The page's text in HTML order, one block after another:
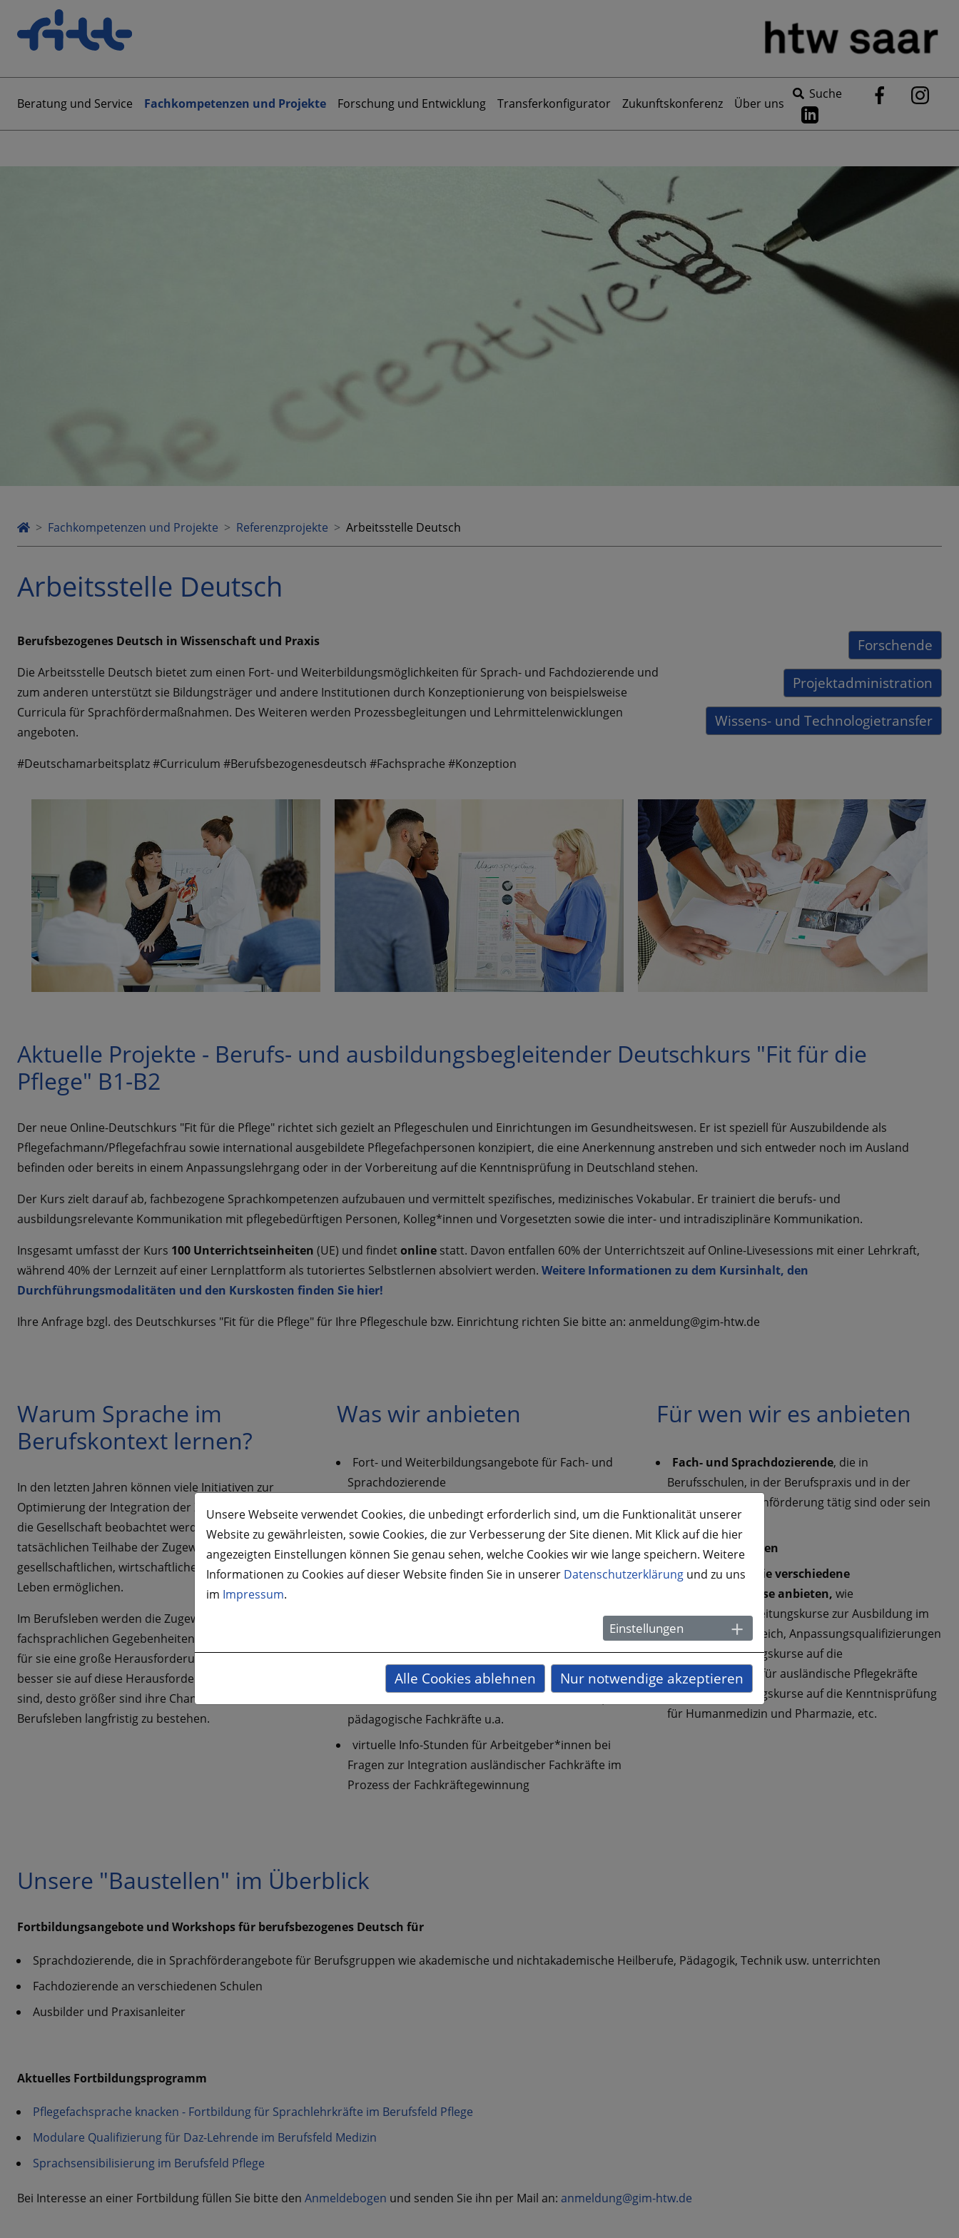
Beratung und Service Fachkompetenzen und Projekte Forschung und Entwicklung Transferkonfigurator Zukunftskonferenz Über uns
Suche
Fachkompetenzen und Projekte Referenzprojekte Arbeitsstelle Deutsch
Arbeitsstelle Deutsch
Berufsbezogenes Deutsch in Wissenschaft und Praxis
Die Arbeitsstelle Deutsch bietet zum einen Fort- und Weiterbildungsmöglichkeiten für Sprach- und Fachdozierende und
zum anderen unterstützt sie Bildungsträger und andere Institutionen durch Konzeptionierung von beispielsweise
Curricula für Sprachfördermaßnahmen. Des Weiteren werden Prozessbegleitungen und Lehrmittelenwicklungen
angeboten.
#Deutschamarbeitsplatz #Curriculum #Berufsbezogenesdeutsch #Fachsprache #Konzeption
Forschende
Projektadministration
Wissens- und Technologietransfer
Aktuelle Projekte - Berufs- und ausbildungsbegleitender Deutschkurs "Fit für die
Pflege" B1-B2
Der neue Online-Deutschkurs "Fit für die Pflege" richtet sich gezielt an Pflegeschulen und Einrichtungen im Gesundheitswesen. Er ist speziell für Auszubildende als
Pflegefachmann/Pflegefachfrau sowie international ausgebildete Pflegefachpersonen konzipiert, die eine Anerkennung anstreben und sich entweder noch im Ausland
befinden oder bereits in einem Anpassungslehrgang oder in der Vorbereitung auf die Kenntnisprüfung in Deutschland stehen.
Der Kurs zielt darauf ab, fachbezogene Sprachkompetenzen aufzubauen und vermittelt spezifisches, medizinisches Vokabular. Er trainiert die berufs- und
ausbildungsrelevante Kommunikation mit pflegebedürftigen Personen, Kolleg*innen und Vorgesetzten sowie die inter- und intradisziplinäre Kommunikation.
Insgesamt umfasst der Kurs 100 Unterrichtseinheiten (UE) und findetonline statt. Davon entfallen 60% der Unterrichtszeit auf Online-Livesessions mit einer Lehrkraft,
während 40% der Lernzeit auf einer Lernplattform als tutoriertes Selbstlernen absolviert werden. Weitere Informationen zu dem Kursinhalt, den
Durchführungsmodalitäten und den Kurskosten finden Sie hier!
Ihre Anfrage bzgl. des Deutschkurses "Fit für die Pflege" für Ihre Pflegeschule bzw. Einrichtung richten Sie bitte an: anmeldung@gim-htw.de
Warum Sprache im
Berufskontext lernen?
In den letzten Jahren können viele Initiativen zur
Optimierung der Integration der Zugewanderten in
die Gesellschaft beobachtet werden, die den Weg zur
tatsächlichen Teilhabe der Zugewanderten am
gesellschaftlichen, wirtschaftlichen und kulturellen
Leben ermöglichen.
Im Berufsleben werden die Zugewanderten mit
fachsprachlichen Gegebenheiten konfrontiert, die
für sie eine große Herausforderung darstellen. Je
besser sie auf diese Herausforderungen vorbereitet
sind, desto größer sind ihre Chancen, im
Berufsleben langfristig zu bestehen.
Was wir anbieten
Fort- und Weiterbildungsangebote für Fach- und
Sprachdozierende
Entwicklung von Curricula für
Anpassungsqualifizierungen
Konzepte für berufsbezogene Sprach- und
Vorbereitungskurse, medizinisch-pharmazeutische
und Vorbereitungskurse für Kenntnisprüfungen im
Rahmen von Anpassungsqualifizierungen für
pädagogische Fachkräfte u.a.
virtuelle Info-Stunden für Arbeitgeber*innen bei
Fragen zur Integration ausländischer Fachkräfte im
Prozess der Fachkräftegewinnung
Für wen wir es anbieten
Fach- und Sprachdozierende, die in
Berufsschulen, in der Berufspraxis und in der
beruflichen Sprachförderung tätig sind oder sein
wollen
Arbeitgeber*innen
Institutionen, die verschiedene
Berufssprachkurse anbieten, wie
z.B. Berufsvorbereitungskurse zur Ausbildung im
pflegerischen Bereich, Anpassungsqualifizierungen
oder Vorbereitungskurse auf die
Kenntnisprüfung für ausländische Pflegekräfte
oder Vorbereitungskurse auf die Kenntnisprüfung
für Humanmedizin und Pharmazie, etc.
Unsere "Baustellen" im Überblick
Fortbildungsangebote und Workshops für berufsbezogenes Deutsch für
Sprachdozierende, die in Sprachförderangebote für Berufsgruppen wie akademische und nichtakademische Heilberufe, Pädagogik, Technik usw. unterrichten
Fachdozierende an verschiedenen Schulen
Ausbilder und Praxisanleiter
Aktuelles Fortbildungsprogramm
Pflegefachsprache knacken - Fortbildung für Sprachlehrkräfte im Berufsfeld Pflege
Modulare Qualifizierung für Daz-Lehrende im Berufsfeld Medizin
Sprachsensibilisierung im Berufsfeld Pflege
Bei Interesse an einer Fortbildung füllen Sie bitte den Anmeldebogen und senden Sie ihn per Mail an: anmeldung@gim-htw.de
Unsere Webseite verwendet Cookies, die unbedingt erforderlich sind, um die Funktionalität unserer
Website zu gewährleisten, sowie Cookies, die zur Verbesserung der Site dienen. Mit Klick auf die hier
angezeigten Einstellungen können Sie genau sehen, welche Cookies wir wie lange speichern. Weitere
Informationen zu Cookies auf dieser Website finden Sie in unserer Datenschutzerklärung und zu uns
im Impressum.
Einstellungen
Alle Cookies ablehnen Nur notwendige akzeptieren